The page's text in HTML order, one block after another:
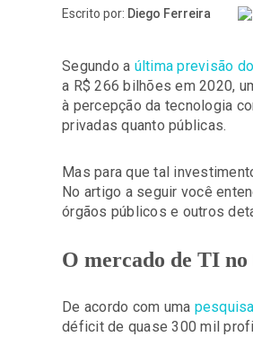
Escrito por: Diego Ferreira
Segundo a última previsão
a R$ 266 bilhões em 2020,
à percepção da tecnologia
privadas quanto públicas.
Mas para que tal
No artigo a seguir você
órgãos públicos e outros
O mercado de TI
De acordo com uma
déficit de quase 300 mil